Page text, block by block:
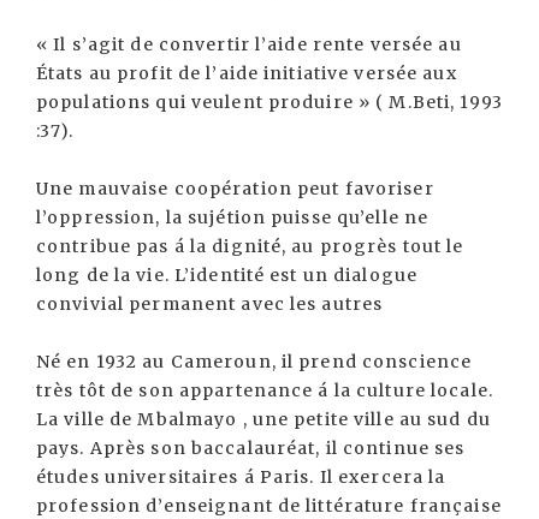
« Il s’agit de convertir l’aide rente versée au
États au profit de l’aide initiative versée aux
populations qui veulent produire » ( M.Beti, 1993
:37).
Une mauvaise coopération peut favoriser
l’oppression, la sujétion puisse qu’elle ne
contribue pas á la dignité, au progrès tout le
long de la vie. L’identité est un dialogue
convivial permanent avec les autres
Né en 1932 au Cameroun, il prend conscience
très tôt de son appartenance á la culture locale.
La ville de Mbalmayo , une petite ville au sud du
pays. Après son baccalauréat, il continue ses
études universitaires á Paris. Il exercera la
profession d’enseignant de littérature française